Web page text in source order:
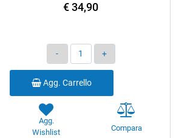
€ 34,90
Quantità
Agg. Carrello
Agg.
Wishlist
Compara